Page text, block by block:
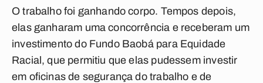
O trabalho foi ganhando corpo. Tempos depois,
elas ganharam uma concorrência e receberam um
investimento do Fundo Baobá para Equidade
Racial, que permitiu que elas pudessem investir
em oficinas de segurança do trabalho e de